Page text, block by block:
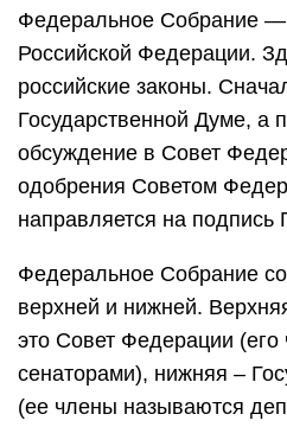
Федеральное Собрание —
Российской Федерации.
российские законы.
Государственной Думе, а
обсуждение в Совет
одобрения Советом
направляется на подпись
Федеральное Собрание
верхней и нижней.
это Совет Федерации (его
сенаторами), нижняя –
(ее члены называются